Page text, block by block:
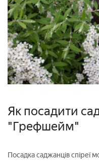
Як посадити
"Грефшейм"
Посадка саджанців